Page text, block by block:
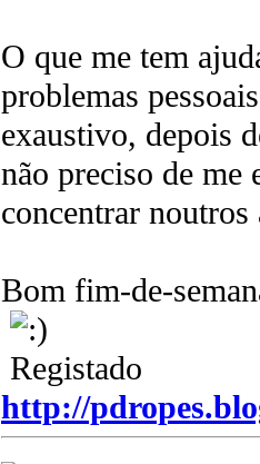
O que me tem
problemas
exaustivo, depois
não preciso de me
concentrar noutros
Bom fim-de-
Registado
http://